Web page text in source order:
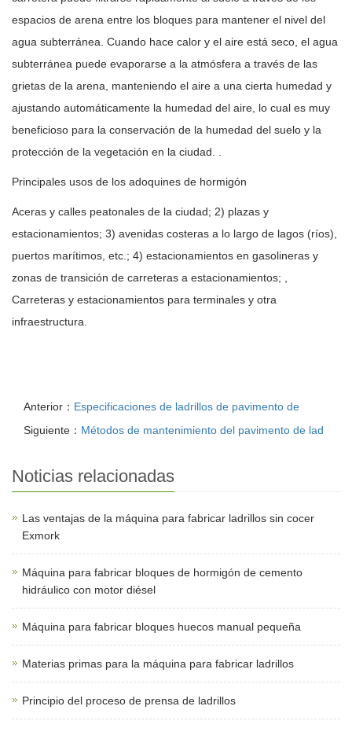
espacios de arena entre los bloques para mantener el nivel del
agua subterránea. Cuando hace calor y el aire está seco, el agua
subterránea puede evaporarse a la atmósfera a través de las
grietas de la arena, manteniendo el aire a una cierta humedad y
ajustando automáticamente la humedad del aire, lo cual es muy
beneficioso para la conservación de la humedad del suelo y la
protección de la vegetación en la ciudad. .
Principales usos de los adoquines de hormigón
Aceras y calles peatonales de la ciudad; 2) plazas y
estacionamientos; 3) avenidas costeras a lo largo de lagos (ríos),
puertos marítimos, etc.; 4) estacionamientos en gasolineras y
zonas de transición de carreteras a estacionamientos; ,
Carreteras y estacionamientos para terminales y otra
infraestructura.
Anterior： Especificaciones de ladrillos de pavimento de
Siguiente： Métodos de mantenimiento del pavimento de lad
Noticias relacionadas
Las ventajas de la máquina para fabricar ladrillos sin cocer
Exmork
Máquina para fabricar bloques de hormigón de cemento
hidráulico con motor diésel
Máquina para fabricar bloques huecos manual pequeña
Materias primas para la máquina para fabricar ladrillos
Principio del proceso de prensa de ladrillos